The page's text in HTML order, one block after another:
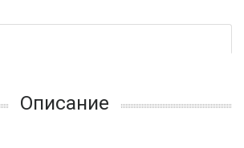
Описание